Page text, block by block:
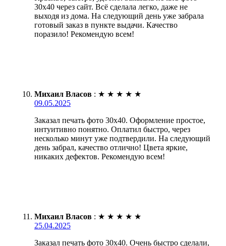
30х40 через сайт. Всё сделала легко, даже не
выходя из дома. На следующий день уже забрала
готовый заказ в пункте выдачи. Качество
поразило! Рекомендую всем!
Михаил Власов : ★ ★ ★ ★ ★
09.05.2025
Заказал печать фото 30х40. Оформление простое,
интуитивно понятно. Оплатил быстро, через
несколько минут уже подтвердили. На следующий
день забрал, качество отлично! Цвета яркие,
никаких дефектов. Рекомендую всем!
Михаил Власов : ★ ★ ★ ★ ★
25.04.2025
Заказал печать фото 30х40. Очень быстро сделали,